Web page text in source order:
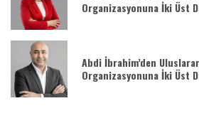
Organizasyonuna İki Üst
Abdi İbrahim’den
Organizasyonuna İki Üst